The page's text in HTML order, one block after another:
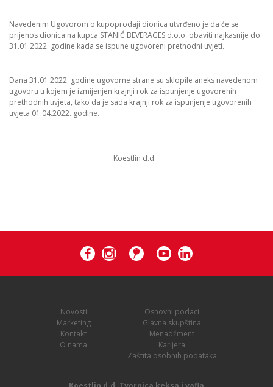
Navedenim Ugovorom o kupoprodaji dionica utvrđeno je da će se
prijenos dionica na kupca STANIĆ BEVERAGES d.o.o. obaviti najkasnije do
31.01.2022. godine kada se ispune ugovoreni prethodni uvjeti.
Dana 31.01.2022. godine ugovorne strane su sklopile aneks navedenom
ugovoru u kojem je izmijenjen krajnji rok za ispunjenje ugovorenih
prethodnih uvjeta, tako da je sada krajnji rok za ispunjenje ugovorenih
uvjeta 01.04.2022. godine.
Koestlin d.d.
Novosti
Marketing
Kontakt
O nama
Osnovni podaci
Glavna skupština
Menadžment
Karijera
Zaštita osobnih podataka